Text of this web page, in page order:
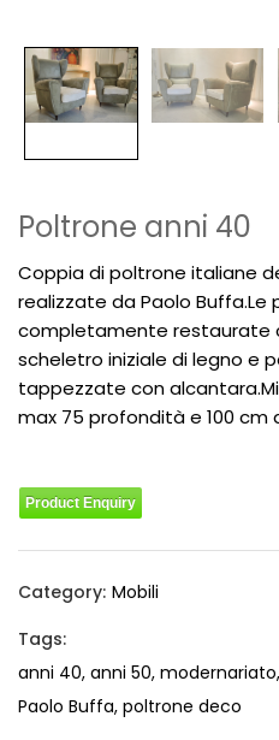
Poltrone anni 40
Coppia di poltrone italiane
realizzate da Paolo
completamente restaurate
scheletro iniziale di legno e
tappezzate con
max 75 profondità e 100 cm
Product Enquiry
Category: Mobili
Tags:
anni 40, anni 50, modernariato,
Paolo Buffa, poltrone deco